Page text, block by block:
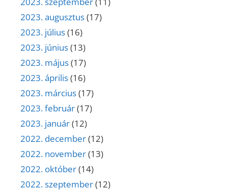
2023. augusztus(17)
2023. július(16)
2023. június(13)
2023. május(17)
2023. április(16)
2023. március(17)
2023. február(17)
2023. január(12)
2022. december(12)
2022. november(13)
2022. október(14)
2022. szeptember(12)